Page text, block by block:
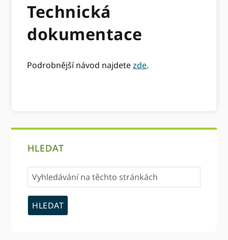
Technická
dokumentace
Podrobnější návod najdetezde.
HLEDAT
Vyhledávání
na
těchto
stránkách